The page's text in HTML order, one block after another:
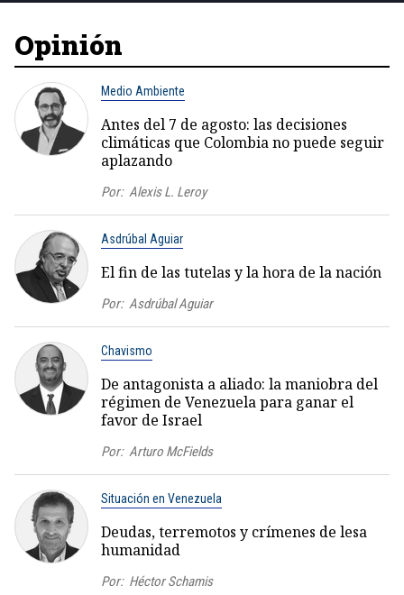
Opinión
Medio Ambiente
Antes del 7 de agosto: las decisiones
climáticas que Colombia no puede seguir
aplazando
Por: Alexis L. Leroy
Asdrúbal Aguiar
El fin de las tutelas y la hora de la nación
Por: Asdrúbal Aguiar
Chavismo
De antagonista a aliado: la maniobra del
régimen de Venezuela para ganar el
favor de Israel
Por: Arturo McFields
Situación en Venezuela
Deudas, terremotos y crímenes de lesa
humanidad
Por: Héctor Schamis